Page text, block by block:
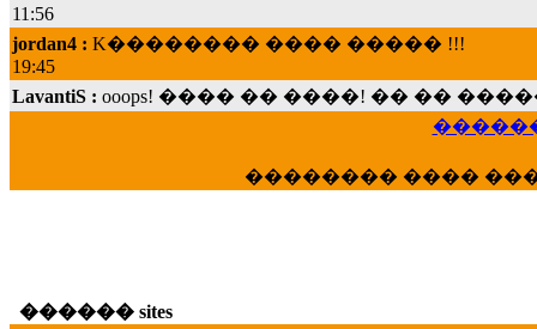
jordan4 :
19:45
LavantiS :
���; ���� ��� ��� �������� ����
veronica :E���� 2012 ��� ����� ���
�������� ����
������ sites